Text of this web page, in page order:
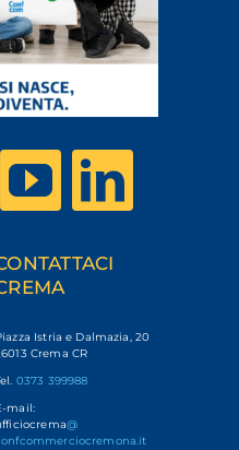
Istria e Dalmazia, 20
Crema CR
0373 399988
mail:
@